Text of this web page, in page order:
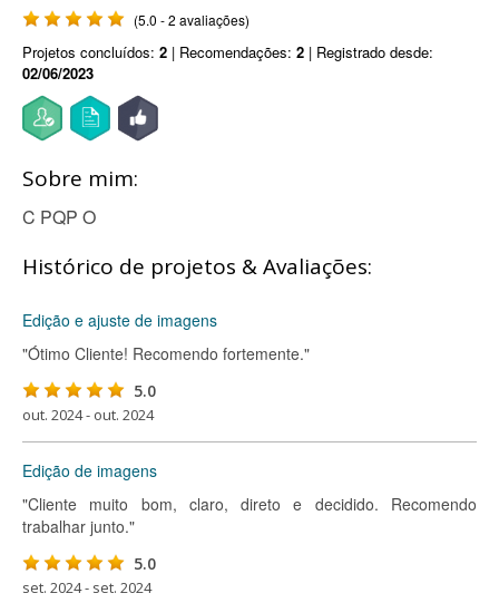
(5.0 - 2 avaliações)
Projetos concluídos: 2 | Recomendações: 2 | Registrado desde:
02/06/2023
Sobre mim:
C PQP O
Histórico de projetos & Avaliações:
Edição e ajuste de imagens
"Ótimo Cliente! Recomendo fortemente."
5.0
out. 2024 - out. 2024
Edição de imagens
"Cliente muito bom, claro, direto e decidido. Recomendo
trabalhar junto."
5.0
set. 2024 - set. 2024